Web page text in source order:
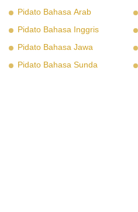
Pidato Bahasa Arab
Pidato Bahasa Inggris
Pidato Bahasa Jawa
Pidato Bahasa Sunda